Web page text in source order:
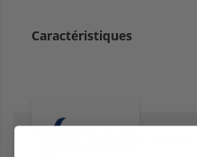
Caractéristiques